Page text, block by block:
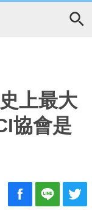
上最大
協會是